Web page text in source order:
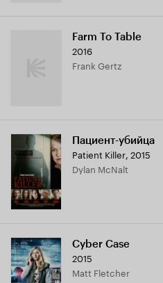
Farm To Table
2016
Frank Gertz
Пациент-убийца
Patient Killer, 2015
Dylan McNalt
Cyber Case
2015
Matt Fletcher